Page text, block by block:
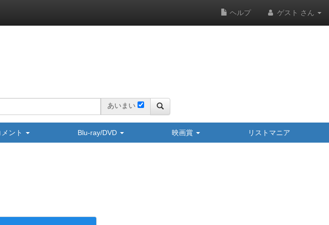
ヘルプ ゲスト さん
あいまい
ント Blu-ray/DVD 映画賞 リストマニア